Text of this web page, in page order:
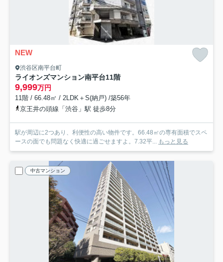
NEW
渋谷区南平台町
ライオンズマンション南平台11階
9,999万円
11階 / 66.48㎡ / 2LDK＋S(納戸) /築56年
京王井の頭線「渋谷」駅 徒歩8分
駅が周辺に2つあり、利便性の高い物件です。66.48㎡の専有面積でスペ
ースの面でも問題なく快適に過ごせますよ。7.32平... もっと見る
中古マンション